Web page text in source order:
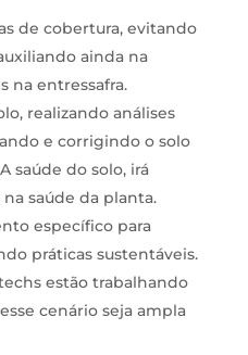
de cobertura, evitando
ainda na
na entressafra.
realizando análises
e corrigindo o solo
saúde do solo, irá
saúde da planta.
específico para
práticas sustentáveis.
estão trabalhando
cenário seja ampla